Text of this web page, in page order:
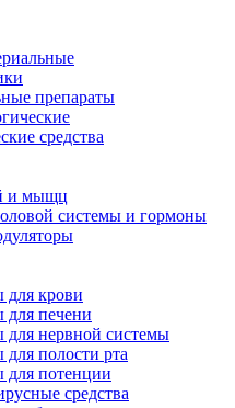
препараты
средства
и мыщц
системы и гормоны
для крови
для печени
для нервной системы
полости рта
для потенции
средства